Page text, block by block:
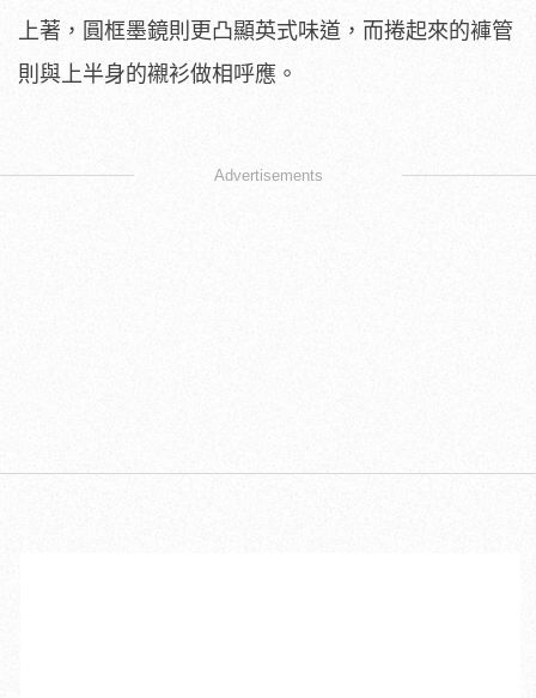
上著，圓框墨鏡則更凸顯英式味道，而捲起來的褲管
則與上半身的襯衫做相呼應。
Advertisements